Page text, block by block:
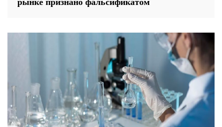
рынке признано фальсификатом